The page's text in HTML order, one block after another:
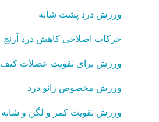
ورزش درد پشت شانه
حرکات اصلاحی کاهش درد آرنج
ورزش برای تقویت عضلات کتف
ورزش مخصوص زانو درد
ورزش تقویت کمر و لگن و شانه